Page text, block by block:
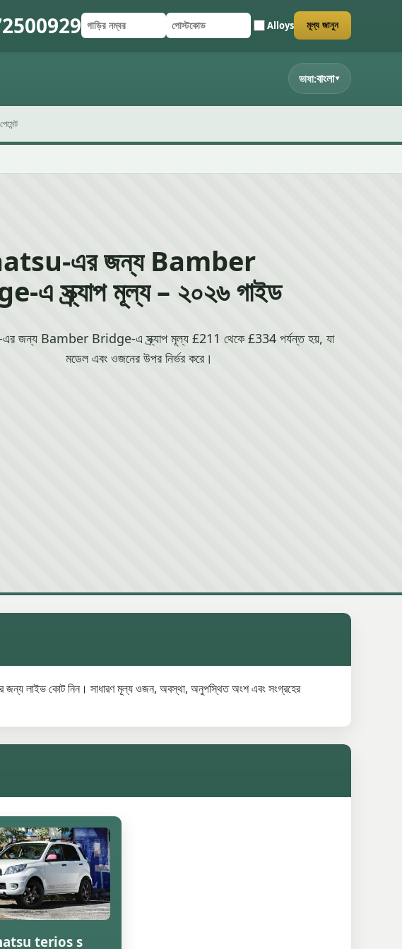
গাড়ির নম্বর
পোস্টকোড Alloys
ফর্ম জমা দিন মূল্য জানুন
ভাষা:বাংলা▾
এর জন্য Bamber
এ স্ক্র্যাপ মূল্য – ২০২৬ গাইড
জন্য Bamber Bridge-এ স্ক্র্যাপ মূল্য £211 থেকে £334 পর্যন্ত হয়, যা
মডেল এবং ওজনের উপর নির্ভর করে।
লাইভ কোট নিন। সাধারণ মূল্য ওজন, অবস্থা, অনুপস্থিত অংশ এবং সংগ্রহের
terios s